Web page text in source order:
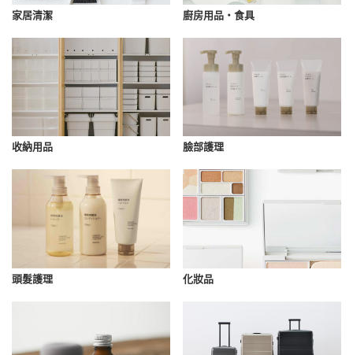
家居清潔 廚房用品・食具
收納用品 臉部護理
頭髮護理 化妝品